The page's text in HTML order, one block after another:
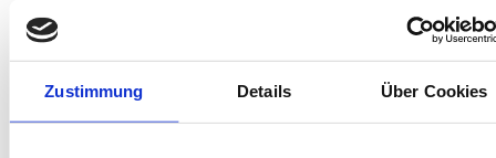
Zustimmung Details Über Cookies
In deiner Buchung inbegriffen
Best-Preis-Garantie für Ihren Urlaub
Kartenzahlung möglich